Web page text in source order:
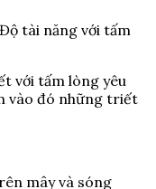
tài năng với tấm
với tấm lòng yêu
vào đó những triết
mây và sóng